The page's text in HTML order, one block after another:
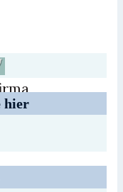
hier